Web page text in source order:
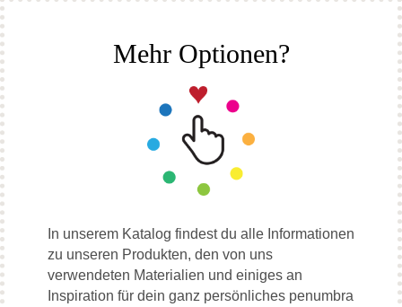
Mehr Optionen?
In unserem Katalog findest du alle Informationen
zu unseren Produkten, den von uns
verwendeten Materialien und einiges an
Inspiration für dein ganz persönliches penumbra